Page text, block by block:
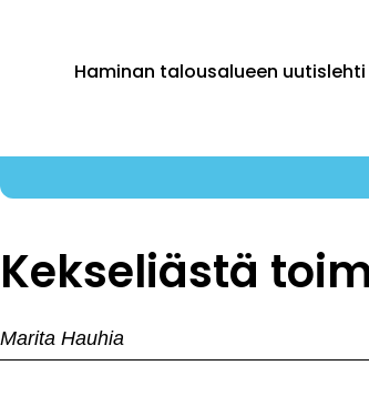
Haminan talousalueen uutislehti
Kekseliästä
Marita Hauhia